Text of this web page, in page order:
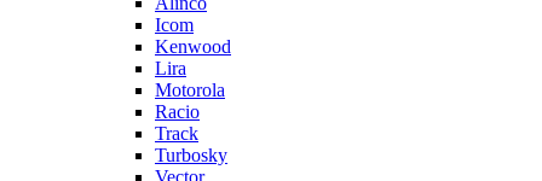
Icom
Kenwood
Lira
Motorola
Racio
Track
Turbosky
Vector